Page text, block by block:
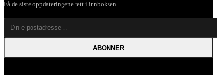
Få de siste oppdateringene rett i innboksen.
ABONNER